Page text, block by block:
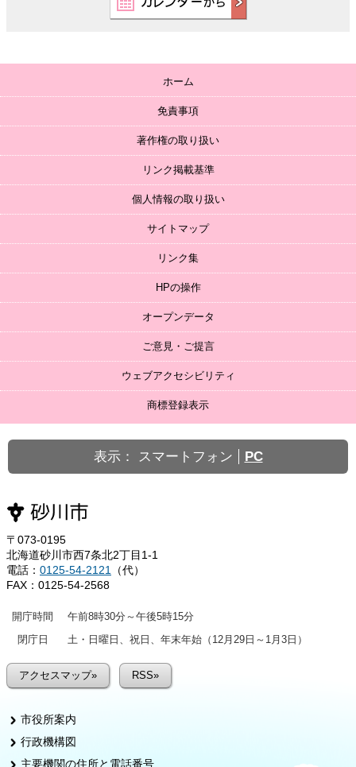
ホーム
免責事項
著作権の取り扱い
リンク掲載基準
個人情報の取り扱い
サイトマップ
リンク集
HPの操作
オープンデータ
ご意見・ご提言
ウェブアクセシビリティ
商標登録表示
表示： スマートフォン PC
〒073-0195
北海道砂川市西7条北2丁目1-1
電話： 0125-54-2121
（代）
FAX：0125-54-2568
開庁時間
午前8時30分～午後5時15分
閉庁日
土・日曜日、祝日、年末年始（12月29日～1月3日）
アクセスマップ» RSS»
市役所案内
行政機構図
主要機関の住所と電話番号